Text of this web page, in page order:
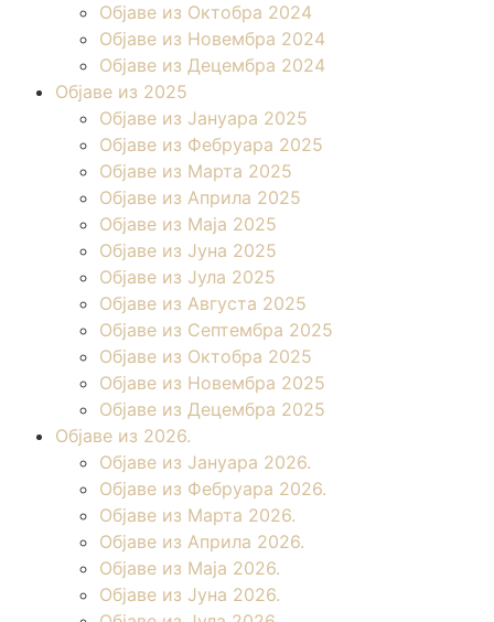
Објаве из Октобра 2024
Објаве из Новембра 2024
Објаве из Децембра 2024
Објаве из 2025
Објаве из Јануара 2025
Објаве из Фебруара 2025
Објаве из Марта 2025
Објаве из Априла 2025
Објаве из Маја 2025
Објаве из Јуна 2025
Објаве из Јула 2025
Објаве из Августа 2025
Објаве из Септембра 2025
Објаве из Октобра 2025
Објаве из Новембра 2025
Објаве из Децембра 2025
Објаве из 2026.
Објаве из Јануара 2026.
Објаве из Фебруара 2026.
Објаве из Марта 2026.
Објаве из Априла 2026.
Објаве из Маја 2026.
Објаве из Јуна 2026.